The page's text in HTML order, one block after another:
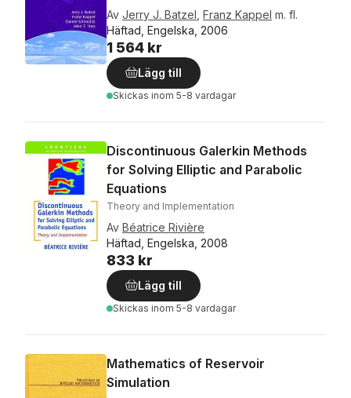
Av Jerry J. Batzel Franz Kappel m. fl.
Häftad, Engelska, 2006
1 564 kr
Lägg till
Skickas inom 5-8 vardagar
Discontinuous Galerkin Methods
for Solving Elliptic and Parabolic
Equations
Theory and Implementation
Av Béatrice Rivière
Häftad, Engelska, 2008
833 kr
Lägg till
Skickas inom 5-8 vardagar
Mathematics of Reservoir
Simulation